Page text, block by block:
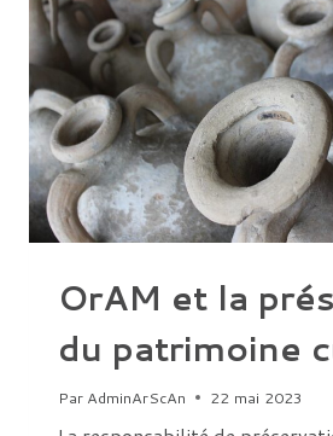
OrAM et la
du patrimoine
Par AdminArScAn 22 mai 2023